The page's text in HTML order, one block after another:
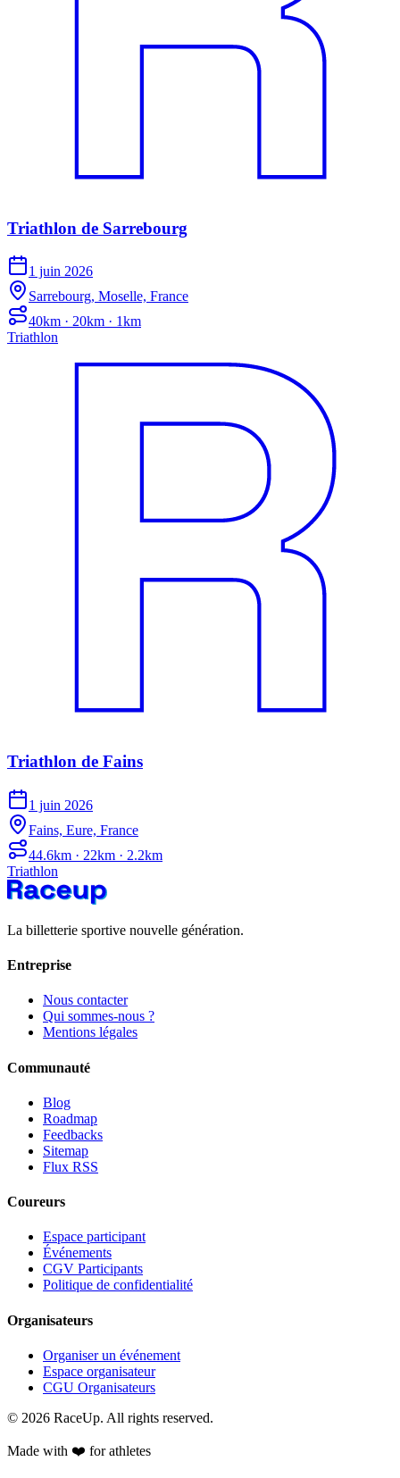
Triathlon de Sarrebourg
1 juin 2026
Sarrebourg, Moselle, France
40km · 20km · 1km
Triathlon
Triathlon de Fains
1 juin 2026
Fains, Eure, France
44.6km · 22km · 2.2km
Triathlon
La billetterie sportive nouvelle génération.
Entreprise
Nous contacter
Qui sommes-nous ?
Mentions légales
Communauté
Blog
Roadmap
Feedbacks
Sitemap
Flux RSS
Coureurs
Espace participant
Événements
CGV Participants
Politique de confidentialité
Organisateurs
Organiser un événement
Espace organisateur
CGU Organisateurs
© 2026 RaceUp. All rights reserved.
Made with ❤️ for athletes